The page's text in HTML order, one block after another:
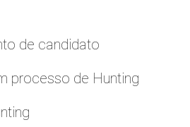
de candidato
processo de Hunting